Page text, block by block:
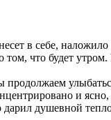
в себе,
что будет утром.
и ясно,
душевной